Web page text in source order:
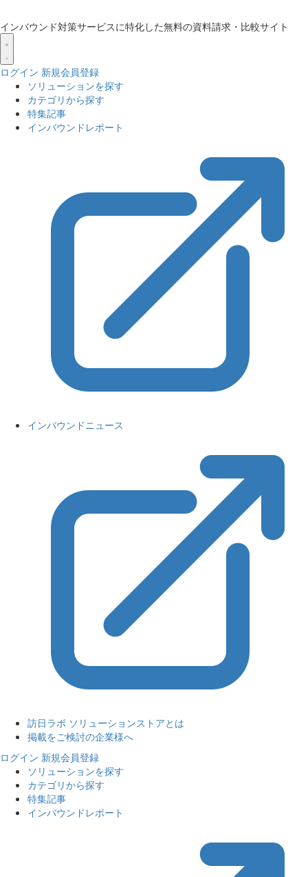
インバウンド対策サービスに特化した無料の資料請求・比較サイト
ログイン 新規会員登録
ソリューションを探す
カテゴリから探す
特集記事
インバウンドレポート
インバウンドニュース
訪日ラボ ソリューションストアとは
掲載をご検討の企業様へ
ログイン 新規会員登録
ソリューションを探す
カテゴリから探す
特集記事
インバウンドレポート